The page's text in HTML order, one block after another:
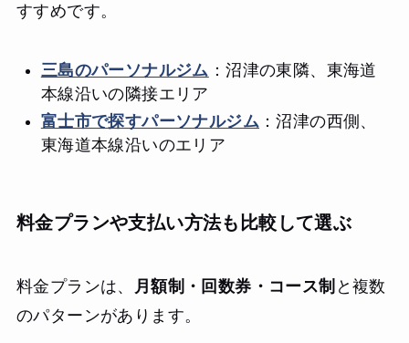
すすめです。
三島のパーソナルジム ：沼津の東隣、東海道
本線沿いの隣接エリア
富士市で探すパーソナルジム ：沼津の西側、
東海道本線沿いのエリア
料金プランや支払い方法も比較して選ぶ
料金プランは、 月額制・回数券・コース制 と複数
のパターンがあります。